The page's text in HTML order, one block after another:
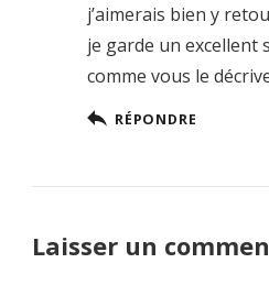
j’aimerais bien y
je garde un excellent
comme vous le
RÉPONDRE
Laisser un